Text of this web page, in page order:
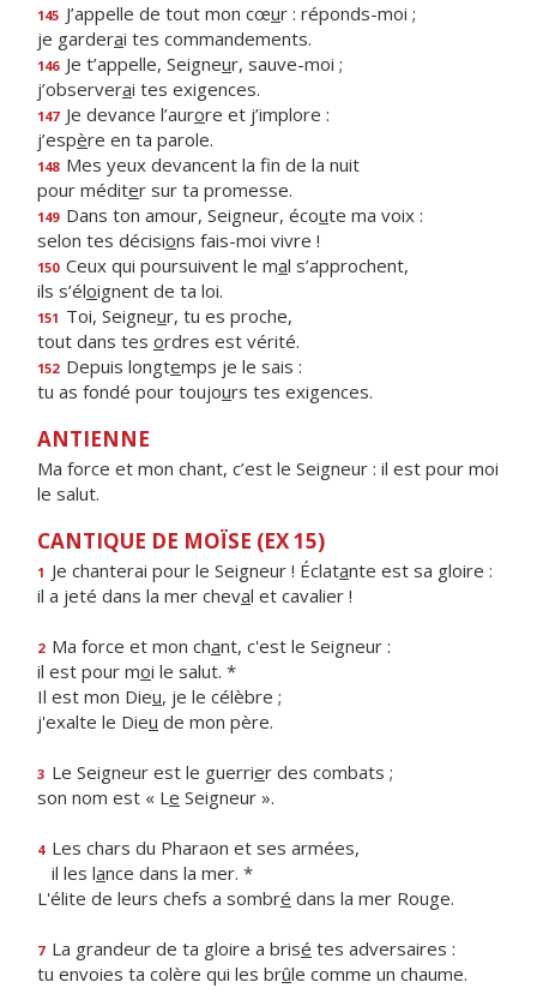
145 J’appelle de tout mon cœur : réponds-moi ;
je garderai tes commandements.
146 Je t’appelle, Seigneur, sauve-moi ;
j’observerai tes exigences.
147 Je devance l’aurore et j’implore :
j’espère en ta parole.
148 Mes yeux devancent la fn de la nuit
pour méditer sur ta promesse.
149 Dans ton amour, Seigneur, écoute ma voix :
selon tes décisions fais-moi vivre !
150 Ceux qui poursuivent le mal s’approchent,
ils s’éloignent de ta loi.
151 Toi, Seigneur, tu es proche,
tout dans tes ordres est vérité.
152 Depuis longtemps je le sais :
tu as fondé pour toujours tes exigences.
ANTIENNE
Ma force et mon chant, c’est le Seigneur : il est pour moi
le salut.
CANTIQUE DE MOÏSE (EX 15)
1 Je chanterai pour le Seigneur ! Éclatante est sa gloire :
il a jeté dans la mer cheval et cavalier !
2 Ma force et mon chant, c'est le Seigneur :
il est pour moi le salut. *
Il est mon Dieu, je le célèbre ;
j'exalte le Dieu de mon père.
3 Le Seigneur est le guerrier des combats ;
son nom est « Le Seigneur ».
4 Les chars du Pharaon et ses armées,
il les lance dans la mer. *
L'élite de leurs chefs a sombré dans la mer Rouge.
7 La grandeur de ta gloire a brisé tes adversaires :
tu envoies ta colère qui les brûle comme un chaume.